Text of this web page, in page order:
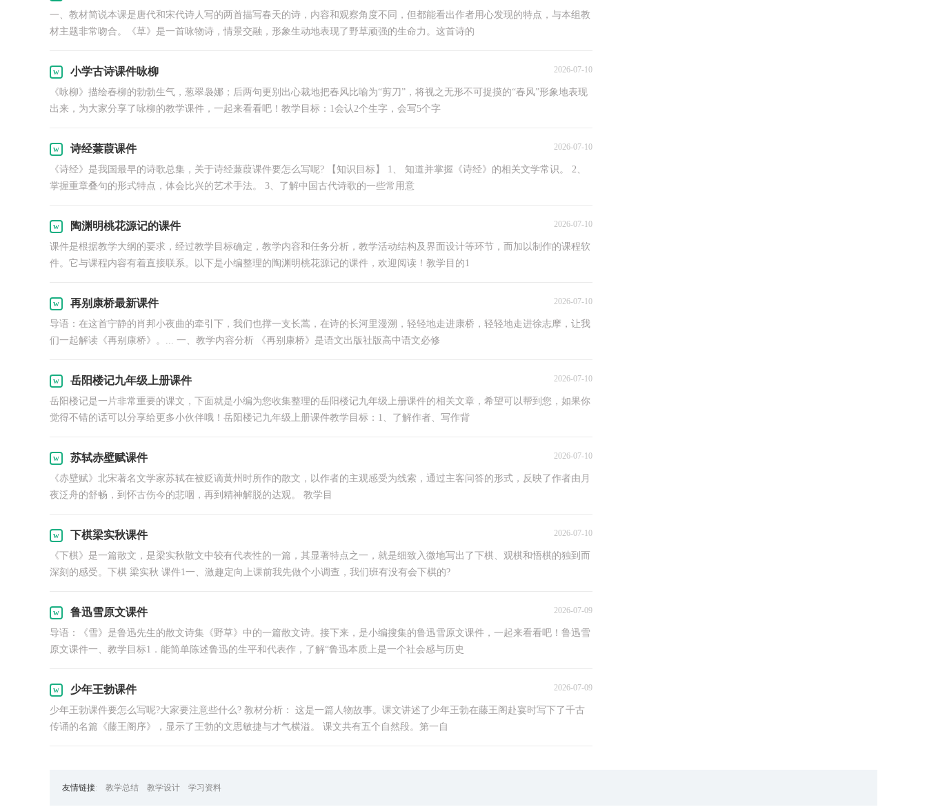
一、教材简说本课是唐代和宋代诗人写的两首描写春天的诗，内容和观察角度不同，但都能看出作者用心发现的特点，与本组教
材主题非常吻合。《草》是一首咏物诗，情景交融，形象生动地表现了野草顽强的生命力。这首诗的
小学古诗课件咏柳 2026-07-10
《咏柳》描绘春柳的勃勃生气，葱翠袅娜；后两句更别出心裁地把春风比喻为“剪刀”，将视之无形不可捉摸的“春风”形象地表现
出来，为大家分享了咏柳的教学课件，一起来看看吧！教学目标：1会认2个生字，会写5个字
诗经蒹葭课件 2026-07-10
《诗经》是我国最早的诗歌总集，关于诗经蒹葭课件要怎么写呢? 【知识目标】 1、 知道并掌握《诗经》的相关文学常识。 2、
掌握重章叠句的形式特点，体会比兴的艺术手法。 3、了解中国古代诗歌的一些常用意
陶渊明桃花源记的课件 2026-07-10
课件是根据教学大纲的要求，经过教学目标确定，教学内容和任务分析，教学活动结构及界面设计等环节，而加以制作的课程软
件。它与课程内容有着直接联系。以下是小编整理的陶渊明桃花源记的课件，欢迎阅读！教学目的1
再别康桥最新课件 2026-07-10
导语：在这首宁静的肖邦小夜曲的牵引下，我们也撑一支长蒿，在诗的长河里漫溯，轻轻地走进康桥，轻轻地走进徐志摩，让我
们一起解读《再别康桥》。... 一、教学内容分析 《再别康桥》是语文出版社版高中语文必修
岳阳楼记九年级上册课件 2026-07-10
岳阳楼记是一片非常重要的课文，下面就是小编为您收集整理的岳阳楼记九年级上册课件的相关文章，希望可以帮到您，如果你
觉得不错的话可以分享给更多小伙伴哦！岳阳楼记九年级上册课件教学目标：1、了解作者、写作背
苏轼赤壁赋课件 2026-07-10
《赤壁赋》北宋著名文学家苏轼在被贬谪黄州时所作的散文，以作者的主观感受为线索，通过主客问答的形式，反映了作者由月
夜泛舟的舒畅，到怀古伤今的悲咽，再到精神解脱的达观。 教学目
下棋梁实秋课件 2026-07-10
《下棋》是一篇散文，是梁实秋散文中较有代表性的一篇，其显著特点之一，就是细致入微地写出了下棋、观棋和悟棋的独到而
深刻的感受。下棋 梁实秋 课件1一、激趣定向上课前我先做个小调查，我们班有没有会下棋的?
鲁迅雪原文课件 2026-07-09
导语：《雪》是鲁迅先生的散文诗集《野草》中的一篇散文诗。接下来，是小编搜集的鲁迅雪原文课件，一起来看看吧！鲁迅雪
原文课件一、教学目标1．能简单陈述鲁迅的生平和代表作，了解“鲁迅本质上是一个社会感与历史
少年王勃课件 2026-07-09
少年王勃课件要怎么写呢?大家要注意些什么? 教材分析： 这是一篇人物故事。课文讲述了少年王勃在藤王阁赴宴时写下了千古
传诵的名篇《藤王阁序》，显示了王勃的文思敏捷与才气横溢。 课文共有五个自然段。第一自
友情链接: 教学总结 教学设计 学习资料